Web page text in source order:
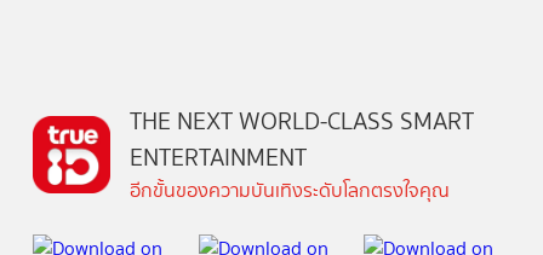
THE NEXT WORLD-CLASS SMART
ENTERTAINMENT
อีกขั้นของความบันเทิงระดับโลกตรงใจคุณ